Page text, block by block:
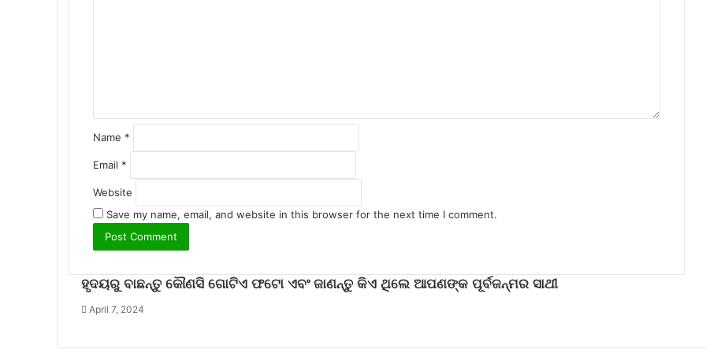
Name *
Email *
Website
Save my name, email, and website in this browser for the next time I comment.
ହୃଦୟରୁ ବାଛନ୍ତୁ କୌଣସି ଗୋଟିଏ ଫଟୋ ଏବଂ ଜାଣନ୍ତୁ କିଏ ଥିଲେ ଆପଣଙ୍କ ପୂର୍ବଜନ୍ମର ସାଥୀ
April 7, 2024